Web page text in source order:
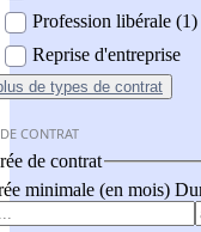
Profession libérale (1)
Reprise d'entreprise
de types de contrat
CONTRAT
de contrat
minimale (en mois)